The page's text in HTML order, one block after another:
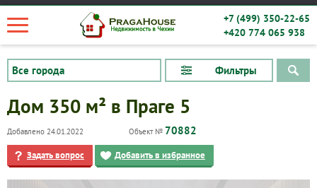
+7 (499) 350-22-65
+420 774 065 938
Фильтры
Дом 350 м² в Праге 5
Добавлено 24.01.2022 Объект № 70882
Задать вопрос Добавить в избранное